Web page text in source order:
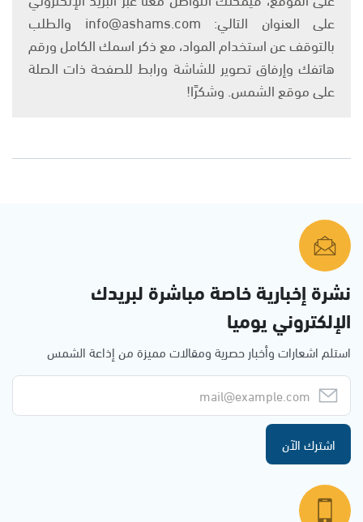
على العنوان التالي: info@ashams.com والطلب
بالتوقف عن استخدام المواد، مع ذكر اسمك الكامل ورقم
هاتفك وإرفاق تصوير للشاشة ورابط للصفحة ذات الصلة
على موقع الشمس. وشكرًا!
نشرة إخبارية خاصة مباشرة لبريدك
الإلكتروني يوميا
استلم اشعارات وأخبار حصرية ومقالات مميزة من إذاعة الشمس
اشترك الآن